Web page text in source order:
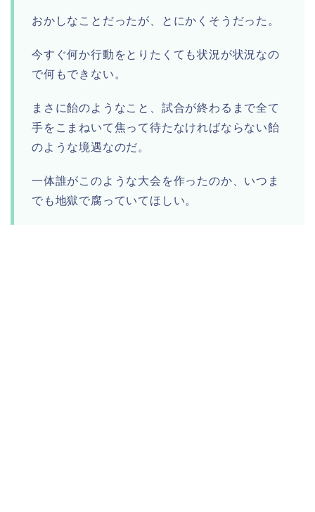
おかしなことだったが、とにかくそうだった。
今すぐ何か行動をとりたくても状況が状況なの
で何もできない。
まさに飴のようなこと、試合が終わるまで全て
手をこまねいて焦って待たなければならない飴
のような境遇なのだ。
一体誰がこのような大会を作ったのか、いつま
でも地獄で腐っていてほしい。